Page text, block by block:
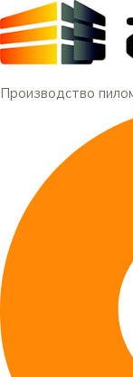
Производство
Меню
Перейти
к
содержимому